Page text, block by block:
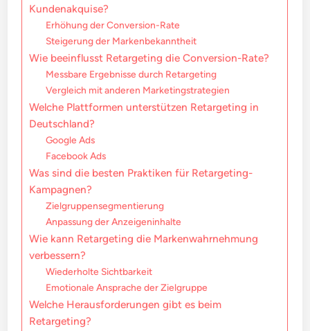
Kundenakquise?
Erhöhung der Conversion-Rate
Steigerung der Markenbekanntheit
Wie beeinflusst Retargeting die Conversion-Rate?
Messbare Ergebnisse durch Retargeting
Vergleich mit anderen Marketingstrategien
Welche Plattformen unterstützen Retargeting in
Deutschland?
Google Ads
Facebook Ads
Was sind die besten Praktiken für Retargeting-
Kampagnen?
Zielgruppensegmentierung
Anpassung der Anzeigeninhalte
Wie kann Retargeting die Markenwahrnehmung
verbessern?
Wiederholte Sichtbarkeit
Emotionale Ansprache der Zielgruppe
Welche Herausforderungen gibt es beim
Retargeting?